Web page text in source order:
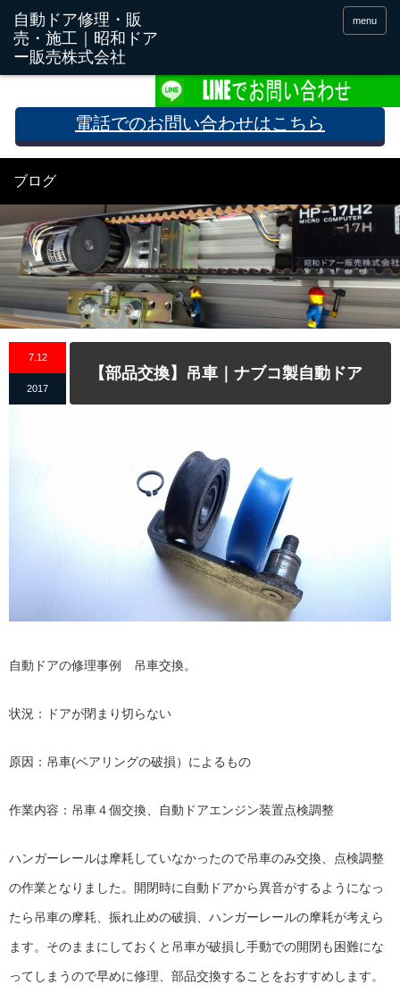
menu
電話でのお問い合わせはこちら
ブログ
7.12
2017
【部品交換】吊車｜ナブコ製自動ドア
自動ドアの修理事例 吊車交換。
状況：ドアが閉まり切らない
原因：吊車(ベアリングの破損）によるもの
作業内容：吊車４個交換、自動ドアエンジン装置点検調整
ハンガーレールは摩耗していなかったので吊車のみ交換、点検調整
の作業となりました。開閉時に自動ドアから異音がするようになっ
たら吊車の摩耗、振れ止めの破損、ハンガーレールの摩耗が考えら
ます。そのままにしておくと吊車が破損し手動での開閉も困難にな
ってしまうので早めに修理、部品交換することをおすすめします。